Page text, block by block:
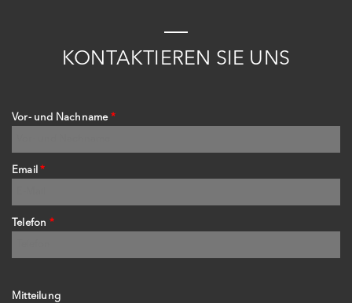
KONTAKTIEREN SIE UNS
Vor- und Nachname *
Email *
Telefon *
Mitteilung